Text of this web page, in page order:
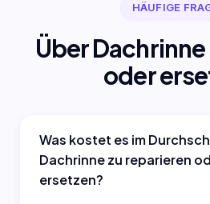
HÄUFIGE
Über
oder
Was kostet es im
Dachrinne zu reparieren
ersetzen?